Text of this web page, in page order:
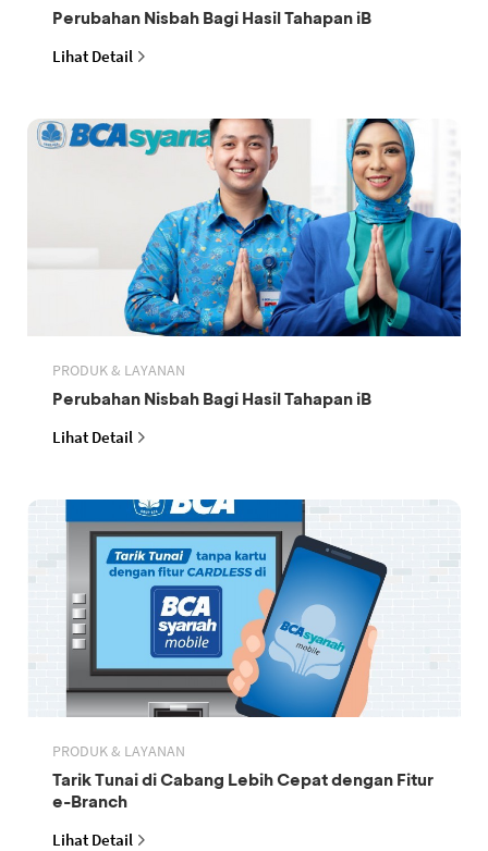
Perubahan Nisbah Bagi Hasil Tahapan iB
Lihat Detail
PRODUK & LAYANAN
Perubahan Nisbah Bagi Hasil Tahapan iB
Lihat Detail
PRODUK & LAYANAN
Tarik Tunai di Cabang Lebih Cepat dengan Fitur
e-Branch
Lihat Detail